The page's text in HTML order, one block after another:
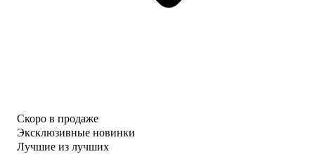
Скоро в продаже
Эксклюзивные новинки
Лучшие из лучших